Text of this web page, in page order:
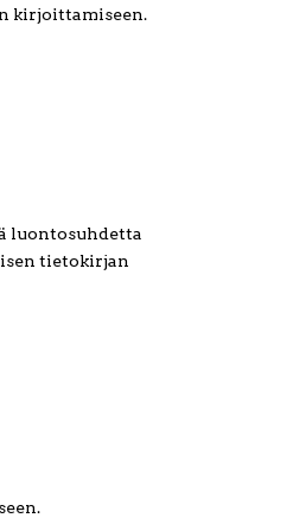
kirjoittamiseen.
luontosuhdetta
tietokirjan